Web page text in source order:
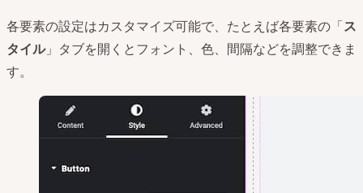
各要素の設定はカスタマイズ可能で、たとえば各要素の「ス
タイル」タブを開くとフォント、色、間隔などを調整できま
す。